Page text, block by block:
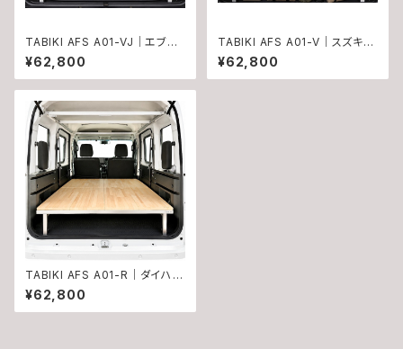
TABIKI AFS A01-VJ｜エブリ
イバン DA17V DA18V JOIN
系・Jリミテッド専用 フラットシス
テム
¥62,800
TABIKI AFS A01-V｜スズキ
エブリイバン DA17V DA18V
標準系ベンチシート仕様向け
¥62,800
TABIKI AFS A01-R｜ダイハツ
アトレー /クルーズ S700系専
用 フラットシステム
¥62,800